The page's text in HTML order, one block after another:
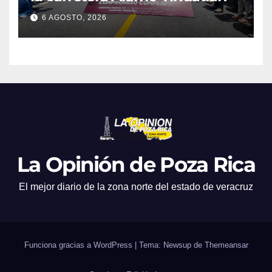
6 AGOSTO, 2026
La Opinión de Poza Rica
El mejor diario de la zona norte del estado de veracruz
Funciona gracias a WordPress Tema: Newsup de Themeansar